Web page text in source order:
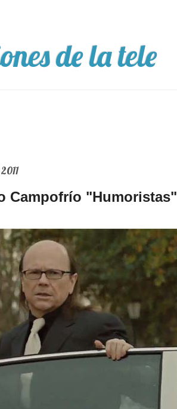
de la tele
Campofrío "Humoristas"